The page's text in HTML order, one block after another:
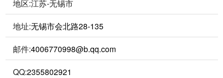
地区:江苏-无锡市
地址:无锡市会北路28-135
邮件:4006770998@b.qq.com
QQ:2355802921